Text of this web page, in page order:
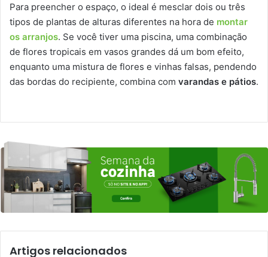
Para preencher o espaço, o ideal é mesclar dois ou três
tipos de plantas de alturas diferentes na hora de montar
os arranjos. Se você tiver uma piscina, uma combinação
de flores tropicais em vasos grandes dá um bom efeito,
enquanto uma mistura de flores e vinhas falsas, pendendo
das bordas do recipiente, combina com varandas e pátios.
Artigos relacionados